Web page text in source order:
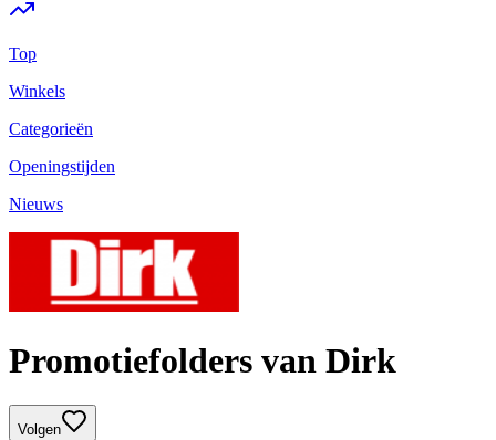
Top
Winkels
Categorieën
Openingstijden
Nieuws
Promotiefolders van Dirk
Volgen